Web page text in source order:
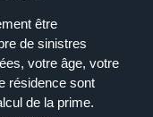
être
de sinistres
votre âge, votre
résidence sont
de la prime.